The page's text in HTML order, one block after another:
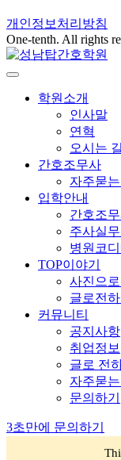
개인정보처리방침
One-tenth. All rights
학원소개
인사말
연혁
오시는 길
간호조무사
자주묻
입학안내
간호조
주사실
병원코
TOP이야기
사진으
글로전하
커뮤니티
공지사항
취업정보
글로 전
자주묻
문의하기
3초만에 문의하기